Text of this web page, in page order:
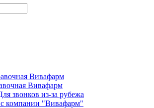
Вивафарм
Вивафарм
звонков из-за рубежа
компании "Вивафарм"